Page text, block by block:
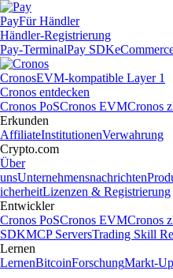
PayFür Händler
Händler-Registrierung
Pay-TerminalPay SDK
CronosEVM-kompatible Layer 1
Cronos entdecken
Cronos PoSCronos EVMCronos
Erkunden
AffiliateInstitutionenVerwahrung
Crypto.com
Über
unsUnternehmensnachrichten
icherheitLizenzen & Registrierung
Entwickler
Cronos PoSCronos EVMCronos
SDKMCP ServersTrading Skill
Lernen
LernenBitcoinForschungMarkt-